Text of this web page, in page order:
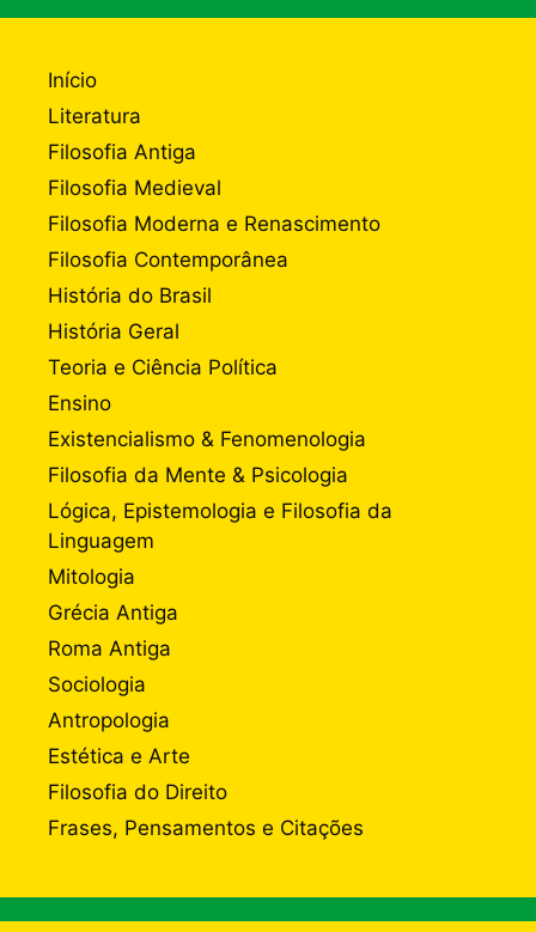
Início
Literatura
Filosofia Antiga
Filosofia Medieval
Filosofia Moderna e Renascimento
Filosofia Contemporânea
História do Brasil
História Geral
Teoria e Ciência Política
Ensino
Existencialismo & Fenomenologia
Filosofia da Mente & Psicologia
Lógica, Epistemologia e Filosofia da
Linguagem
Mitologia
Grécia Antiga
Roma Antiga
Sociologia
Antropologia
Estética e Arte
Filosofia do Direito
Frases, Pensamentos e Citações